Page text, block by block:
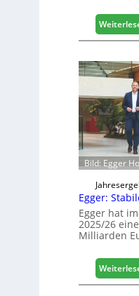
Bild: Egger
Egger:
Egger hat
2025/26
Milliarden